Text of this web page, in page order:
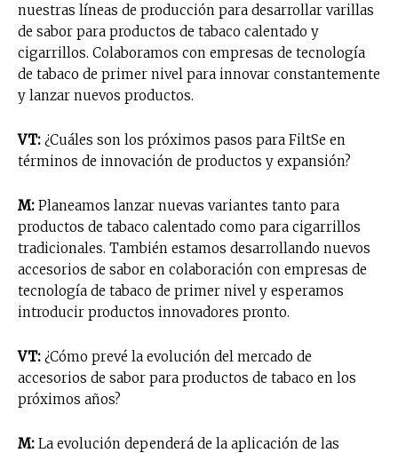
nuestras líneas de producción para desarrollar varillas
de sabor para productos de tabaco calentado y
cigarrillos. Colaboramos con empresas de tecnología
de tabaco de primer nivel para innovar constantemente
y lanzar nuevos productos.
VT: ¿Cuáles son los próximos pasos para FiltSe en
términos de innovación de productos y expansión?
M: Planeamos lanzar nuevas variantes tanto para
productos de tabaco calentado como para cigarrillos
tradicionales. También estamos desarrollando nuevos
accesorios de sabor en colaboración con empresas de
tecnología de tabaco de primer nivel y esperamos
introducir productos innovadores pronto.
VT: ¿Cómo prevé la evolución del mercado de
accesorios de sabor para productos de tabaco en los
próximos años?
M: La evolución dependerá de la aplicación de las